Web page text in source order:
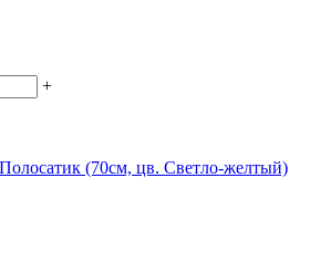
+
(70см, цв. Светло-желтый)